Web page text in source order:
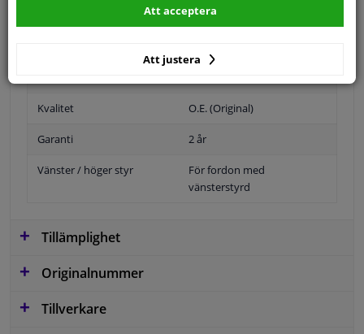
Kvalitet O.E. (Original)
Garanti 2 år
Vänster / höger styr
För fordon med
vänsterstyrd
Tillämplighet
Originalnummer
Tillverkare
Att justera
Att acceptera